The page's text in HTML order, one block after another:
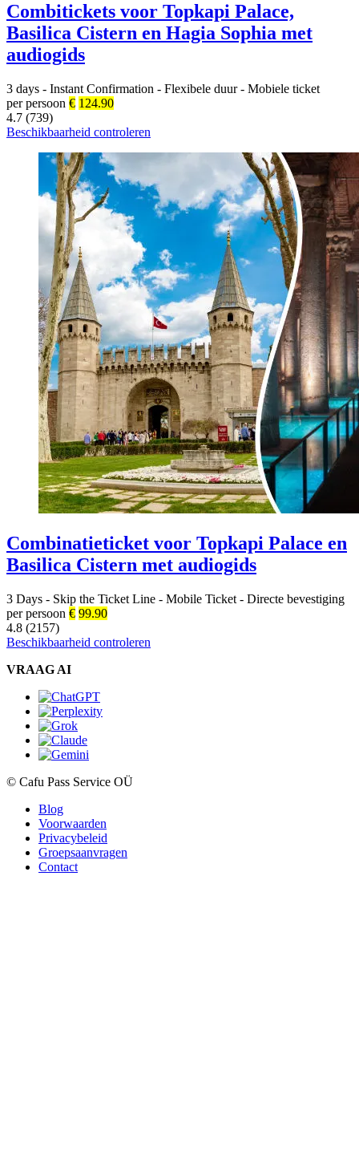
Combitickets voor Topkapi Palace,
Basilica Cistern en Hagia Sophia met
audiogids
3 days - Instant Confirmation - Flexibele duur - Mobiele ticket
per persoon € 124.90
4.7 (739)
Beschikbaarheid controleren
Combinatieticket voor Topkapi Palace en
Basilica Cistern met audiogids
3 Days - Skip the Ticket Line - Mobile Ticket - Directe bevestiging
per persoon € 99.90
4.8 (2157)
Beschikbaarheid controleren
VRAAG AI
© Cafu Pass Service OÜ
Blog
Voorwaarden
Privacybeleid
Groepsaanvragen
Contact